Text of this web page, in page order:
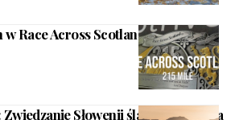
Race Across Scotland 2023
Słowenii śladem biegacza